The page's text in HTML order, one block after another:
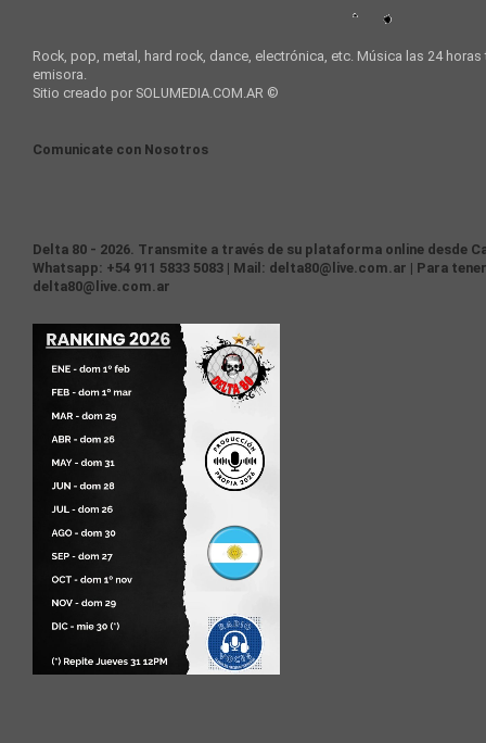
Rock, pop, metal, hard rock, dance, electrónica, etc. Música las 24
emisora.
Sitio creado por SOLUMEDIA.COM.AR ©
Comunicate con Nosotros
Delta 80 - 2026. Transmite a través de su plataforma online desde
Whatsapp: +54 911 5833 5083 | Mail: delta80@live.com.ar | Para
delta80@live.com.ar